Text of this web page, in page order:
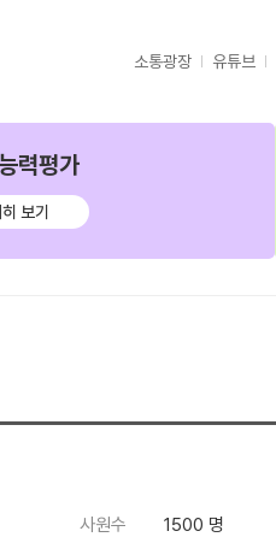
소통광장 유튜브
력평가
보기
사원수 1500 명